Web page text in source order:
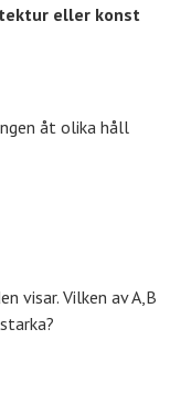
eller konst
åt olika håll
visar. Vilken av A,B